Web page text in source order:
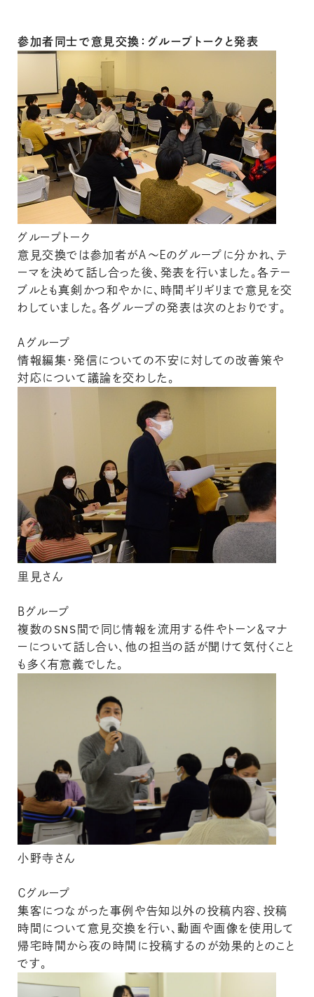
参加者同士で意見交換：グループトークと発表
グループトーク
意見交換では参加者がＡ～Ｅのグループに分かれ、テ
ーマを決めて話し合った後、発表を行いました。各テー
ブルとも真剣かつ和やかに、時間ギリギリまで意見を交
わしていました。各グループの発表は次のとおりです。
Ａグループ
情報編集・発信についての不安に対しての改善策や
対応について議論を交わした。
里見さん
Ｂグループ
複数のSNS間で同じ情報を流用する件やトーン＆マナ
ーについて話し合い、他の担当の話が聞けて気付くこと
も多く有意義でした。
小野寺さん
Ｃグループ
集客につながった事例や告知以外の投稿内容、投稿
時間について意見交換を行い、動画や画像を使用して
帰宅時間から夜の時間に投稿するのが効果的とのこと
です。